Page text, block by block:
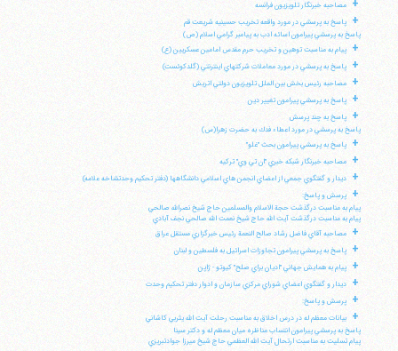
+ مصاحبه خبرنگار تلويزيون فرانسه
+
پاسخ به پرسشي در مورد واقعه تخريب حسينيه شريعت قم
پاسخ به پرسشي پيرامون اسائه ادب به پيامبر گرامي اسلام (ص)
+ پيام به مناسبت توهين و تخريب حرم مقدس امامين عسكريين (ع)
+ پاسخ به پرسشي در مورد معاملات شركتهاي اينترنتي (گلدكوئست)
+ مصاحبه رئيس بخش بين الملل تلويزيون دولتي اتريش
+ پاسخ به پرسشي پيرامون تغيير دين
+
پاسخ به چند پرسش
پاسخ به پرسشي در مورد اعطاء فدك به حضرت زهرا(س)
+ پاسخ به پرسشي پيرامون بحث "غلو"
+ مصاحبه خبرنگار شبكه خبري "ان تي وي" تركيه
+ ديدار و گفتگوي جمعي از اعضاي انجمن هاي اسلامي دانشگاهها (دفتر تحكيم وحدتشاخه علامه)
+
پرسش و پاسخ:
پيام به مناسبت درگذشت حجة الاسلام والمسلمين حاج شيخ نصرالله صالحي
پيام به مناسبت درگذشت آيت الله حاج شيخ نعمت الله صالحي نجف آبادي
+ مصاحبه آقاي فاضل رشاد صالح النعمة رئيس خبرگزاري مستقل عراق
+ پاسخ به پرسشي پيرامون تجاوزات اسرائيل به فلسطين و لبنان
+ پيام به همايش جهاني "اديان براي صلح" كيوتو - ژاپن
+ ديدار و گفتگوي اعضاي شوراي مركزي سازمان و ادوار دفتر تحكيم وحدت
+ پرسش و پاسخ:
+
بيانات معظم له در درس اخلاق به مناسبت رحلت آيت الله يثربي كاشاني
پاسخ به پرسشي پيرامون انتساب مناظره ميان معظم له و دكتر سينا
پيام تسليت به مناسبت ارتحال آيت الله العظمي حاج شيخ ميرزا جوادتبريزي